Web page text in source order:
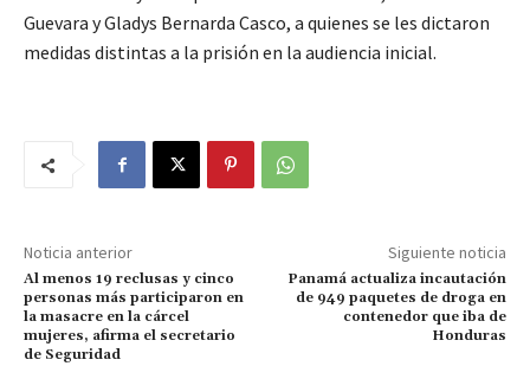
Guevara y Gladys Bernarda Casco, a quienes se les dictaron
medidas distintas a la prisión en la audiencia inicial.
Noticia anterior
Al menos 19 reclusas y cinco
personas más participaron en
la masacre en la cárcel
mujeres, afirma el secretario
de Seguridad
Siguiente noticia
Panamá actualiza incautación
de 949 paquetes de droga en
contenedor que iba de
Honduras